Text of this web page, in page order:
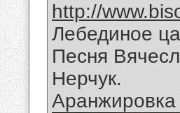
http://
Лебединое
Песня
Нерчук.